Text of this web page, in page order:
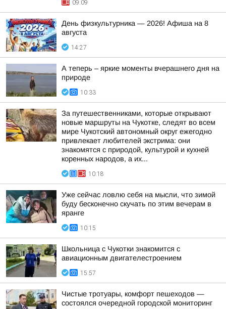
09:09
День физкультурника — 2026! Афиша на 8
августа
14:27
А теперь – яркие моменты вчерашнего дня на
природе
10:33
За путешественниками, которые открывают
новые маршруты на Чукотке, следят во всем
мире Чукотский автономный округ ежегодно
привлекает любителей экстрима: они
знакомятся с природой, культурой и кухней
коренных народов, а их...
10:18
Уже сейчас ловлю себя на мысли, что зимой
буду бесконечно скучать по этим вечерам в
яранге
10:15
Школьница с Чукотки знакомится с
авиационным двигателестроением
15:57
Чистые тротуары, комфорт пешеходов —
состоялся очередной городской мониторинг